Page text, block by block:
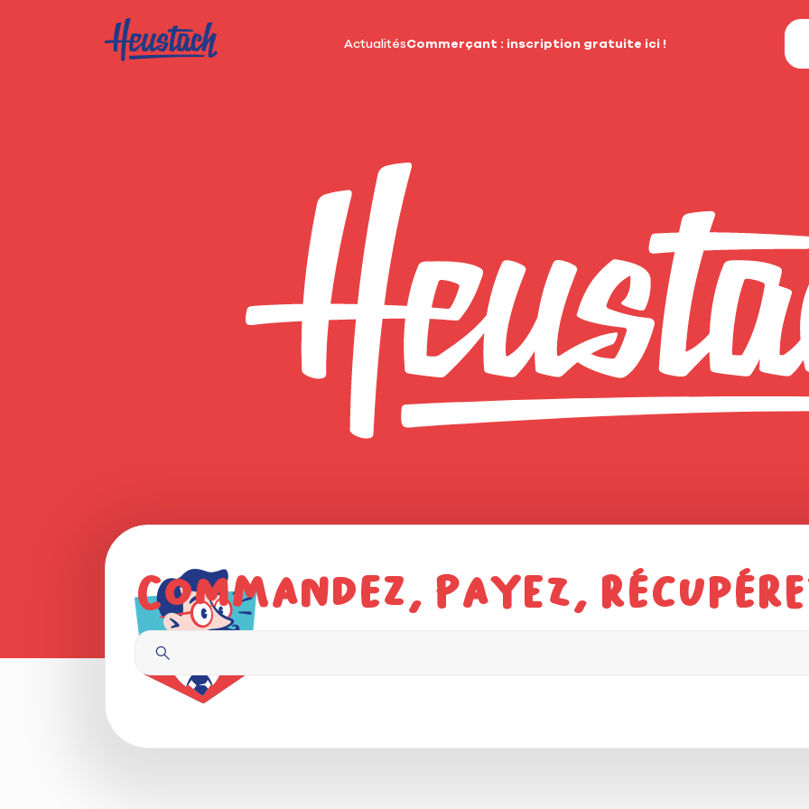
ActualitésCommerçant : inscription gratuite ici !
Commandez, payez,